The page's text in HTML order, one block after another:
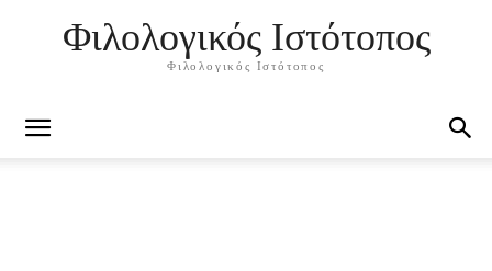
Φιλολογικός Ιστότοπος
Φιλολογικός Ιστότοπος